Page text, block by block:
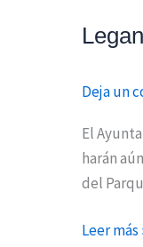
Deja un
El
harán
del
Leer más